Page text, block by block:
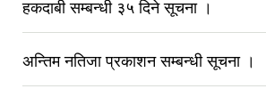
हकदाबी सम्बन्धी ३५ दिने सूचना ।
अन्तिम नतिजा प्रकाशन सम्बन्धी सूचना ।